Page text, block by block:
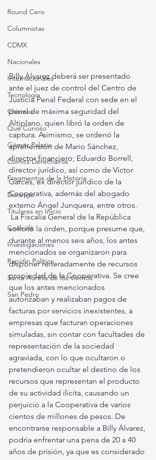
Round Cero
Columnistas
CDMX
Nacionales
Internacionales
Tecnología
Chismes
Qué Curioso
Gómez Palacio
Comics Derechairos
Fragmentos de la Historia
Durango
Titulares en Inicio
Coahuila
Investigaciones
Rapidín Político
Santa Aurelia de los Vientos
San Pedro
Billy Álvarez deberá ser presentado
ante el juez de control del Centro de
Justicia Penal Federal con sede en el
penal de máxima seguridad del
Altiplano, quien libró la orden de
captura. Asimismo, se ordenó la
aprehensión de Mario Sánchez,
director financiero; Eduardo Borrell,
director jurídico, así como de Víctor
Garcés, ex director jurídico de la
Cooperativa, además del abogado
externo Ángel Junquera, entre otros.
solicitó la orden, porque presume que,
durante al menos seis años, los antes
mencionados se organizaron para
disponer reiteradamente de recursos
propiedad de la Cooperativa. Se cree
que los antes mencionados
autorizaban y realizaban pagos de
facturas por servicios inexistentes, a
empresas que facturan operaciones
simuladas, sin contar con facultades de
representación de la sociedad
agraviada, con lo que ocultaron o
pretendieron ocultar el destino de los
recursos que representan el producto
de su actividad ilícita, causando un
perjuicio a la Cooperativa de varios
cientos de millones de pesos. De
encontrarse responsable a Billy Álvarez,
podría enfrentar una pena de 20 a 40
años de prisión, ya que es considerado